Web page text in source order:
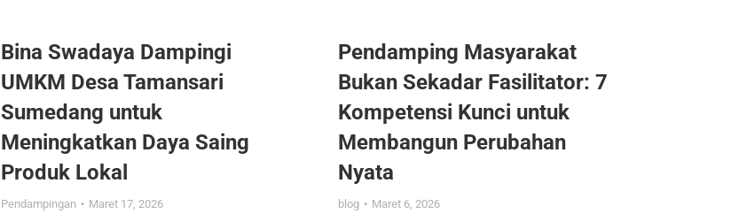
Bina Swadaya Dampingi
UMKM Desa Tamansari
Sumedang untuk
Meningkatkan Daya Saing
Produk Lokal
Pendampingan Maret 17, 2026
Pendamping Masyarakat
Bukan Sekadar Fasilitator: 7
Kompetensi Kunci untuk
Membangun Perubahan
Nyata
blog Maret 6, 2026